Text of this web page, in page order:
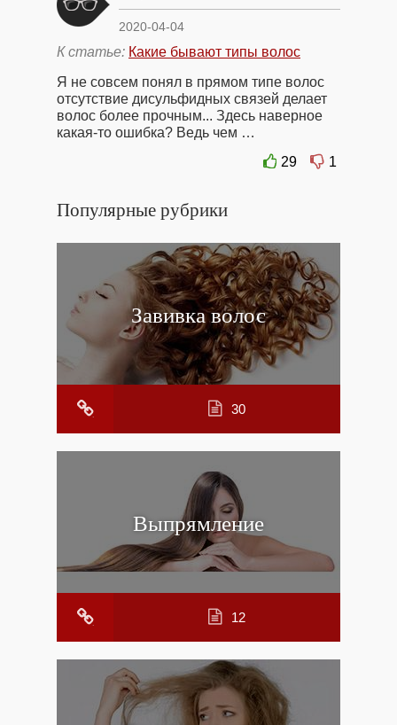
2020-04-04
К статье: Какие бывают типы волос
Я не совсем понял в прямом типе волос
отсутствие дисульфидных связей делает
волос более прочным... Здесь наверное
какая-то ошибка? Ведь чем …
29
1
Популярные рубрики
Завивка волос
30
Выпрямление
12